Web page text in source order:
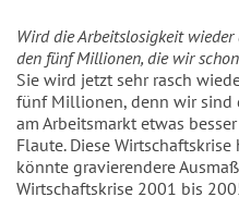
Wird die Arbeitslosigkeit
den fünf Millionen, die wir
Sie wird jetzt sehr rasch
fünf Millionen, denn wir sind
am Arbeitsmarkt etwas
Flaute. Diese
könnte gravierendere
Wirtschaftskrise 2001 bis